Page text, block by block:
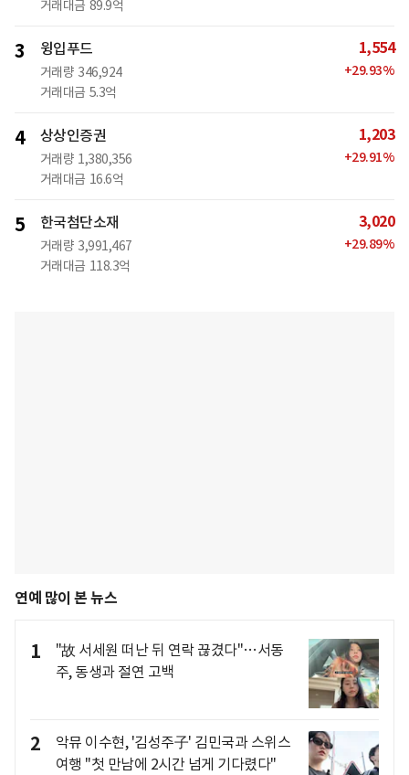
거래대금 89.9억
3 윙입푸드
거래량 346,924
거래대금 5.3억
1,554
+29.93%
4 상상인증권
거래량 1,380,356
거래대금 16.6억
1,203
+29.91%
5 한국첨단소재
거래량 3,991,467
거래대금 118.3억
3,020
+29.89%
연예 많이 본 뉴스
1
"故 서세원 떠난 뒤 연락 끊겼다"…서동
주, 동생과 절연 고백
2
악뮤 이수현, '김성주子' 김민국과 스위스
여행 "첫 만남에 2시간 넘게 기다렸다"